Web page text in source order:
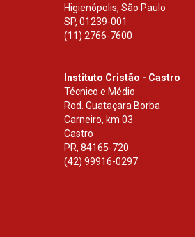
Higienópolis, São Paulo
SP, 01239-001
(11) 2766-7600
Instituto Cristão - Castro
Técnico e Médio
Rod. Guataçara Borba
Carneiro, km 03
Castro
PR, 84165-720
(42) 99916-0297